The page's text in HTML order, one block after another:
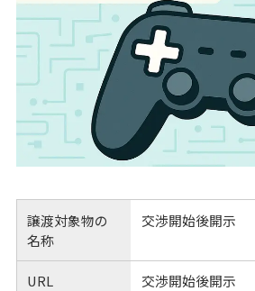
譲渡対象物の
名称
交渉開始後開示
URL 交渉開始後開示